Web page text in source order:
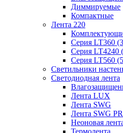
Диммируемые
Компактные
Лента 220
Серия LT360
Серия LT4240
Серия LT560
Светильники
Светодиодная лента
Лента LUX
Лента SWG
Лента SWG
Неоновая